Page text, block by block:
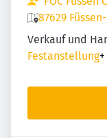
87629
Verkauf und
Festanstellung+